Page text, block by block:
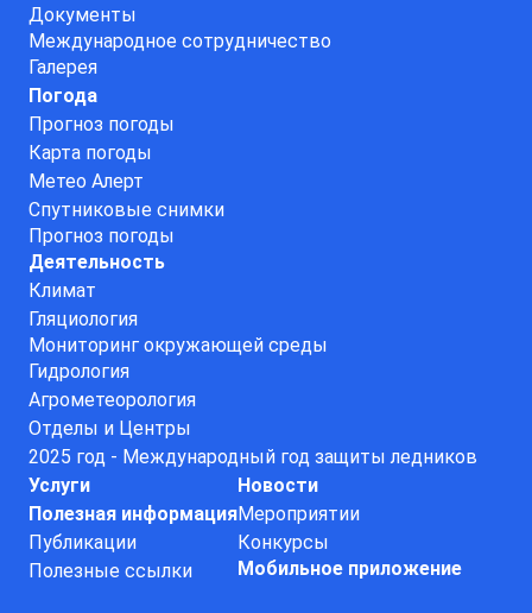
Документы
Международное сотрудничество
Галерея
Погода
Прогноз погоды
Карта погоды
Метео Алерт
Спутниковые снимки
Прогноз погоды
Деятельность
Климат
Гляциология
Мониторинг окружающей среды
Гидрология
Агрометеорология
Отделы и Центры
2025 год - Международный год защиты ледников
Услуги
Полезная информация
Публикации
Полезные ссылки
Новости
Мероприятии
Конкурсы
Мобильное приложение